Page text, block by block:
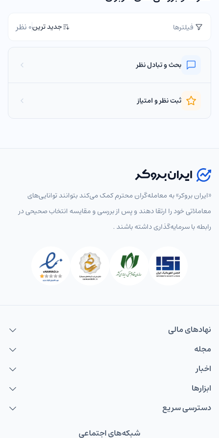
فیلترها جدید ترین0 نظر
بحث و تبادل نظر
ثبت نظر و امتیاز
«ایران بروکر» به معامله‌گران محترم کمک می‌کند بتوانند توانایی‌های
معاملاتی خود را ارتقا دهند و پس از بررسی و مقایسه انتخاب‌ صحیحی در
رابطه با سرمایه‌گذاری داشته باشند .
نهاد‌های مالی
مجله
اخبار
ابزارها
دسترسی سریع
شبکه‌های اجتماعی